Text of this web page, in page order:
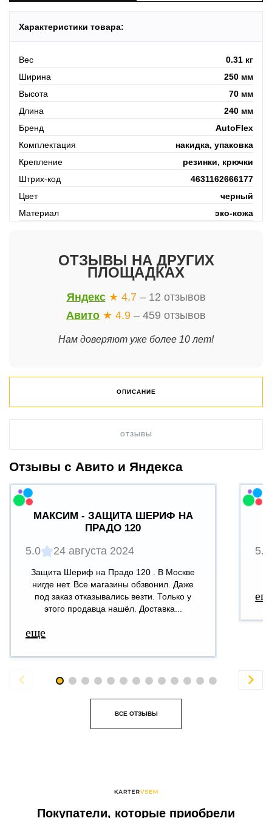
Характеристики товара:
Вес
0.31 кг
Ширина
250 мм
Высота
70 мм
Длина
240 мм
Бренд
AutoFlex
Комплектация
накидка, упаковка
Крепление
резинки, крючки
Штрих-код
4631162666177
Цвет
черный
Материал
эко-кожа
ОТЗЫВЫ НА ДРУГИХ
ПЛОЩАДКАХ
Яндекс ★ 4.7 – 12 отзывов
Авито ★ 4.9 – 459 отзывов
Нам доверяют уже более 10 лет!
ОПИСАНИЕ
ОТЗЫВЫ
Отзывы с Авито и Яндекса
МАКСИМ - ЗАЩИТА ШЕРИФ НА
ПРАДО 120
5.0 24 августа 2024
Защита Шериф на Прадо 120 . В Москве
нигде нет. Все магазины обзвонил. Даже
под заказ отказывались везти. Только у
этого продавца нашёл. Доставка...
еще
5.0
 
ВСЕ ОТЗЫВЫ
Покупатели, которые приобрели